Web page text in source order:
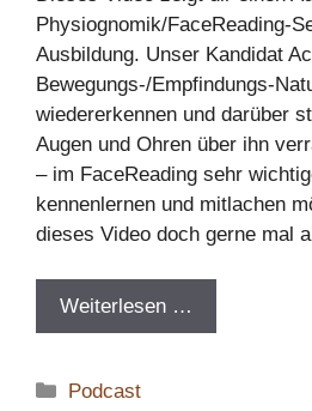
Physiognomik/FaceReading-
Ausbildung. Unser Kandidat
Bewegungs-/Empfindungs-
wiedererkennen und darüber
Augen und Ohren über ihn
– im FaceReading sehr
kennenlernen und mitlachen
dieses Video doch gerne mal
Weiterlesen …
Kategorien
Podcast